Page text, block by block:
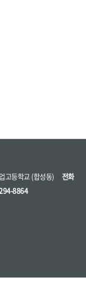
고등학교 (합성동)
전화
8864